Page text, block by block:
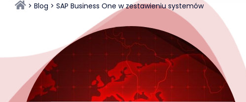
Blog SAP Business One w zestawieniu systemów